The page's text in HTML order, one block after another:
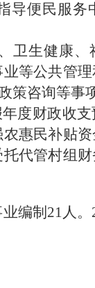
便民服务
卫生健康、
等公共管理
策咨询等事项
度财政收
惠民补贴
代管村组
编制 21人。